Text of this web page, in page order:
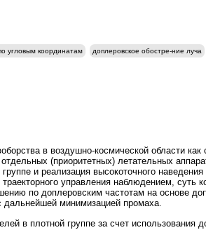
угловым координатам доплеровское обостре-ние луча
в воздушно-космической области как
(приоритетных) летательных
и реализация высокоточного
управления наблюдением, суть
по доплеровским частотам на основе
дальнейшей минимизацией промаха.
в плотной группе за счет использования